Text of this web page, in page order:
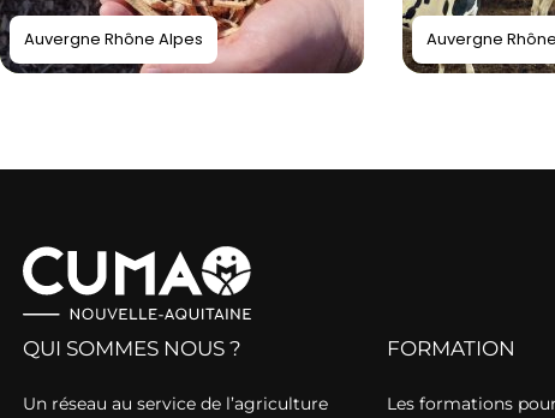
Auvergne Rhône Alpes Auvergne
QUI SOMMES NOUS ?
Un réseau au service de l’agriculture
FORMATION
Les formations